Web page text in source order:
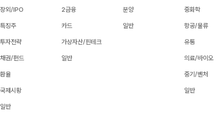
장외/IPO
특징주
투자전략
채권/펀드
환율
국제시황
일반
2금융
카드
가상자산/핀테크
일반
분양
일반
중화학
항공/물류
유통
의료/바이오
중기/벤처
일반